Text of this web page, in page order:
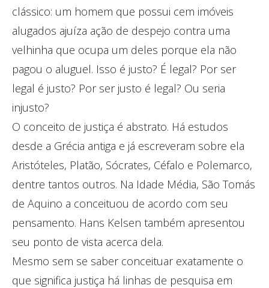
clássico: um homem que possui cem imóveis
alugados ajuíza ação de despejo contra uma
velhinha que ocupa um deles porque ela não
pagou o aluguel. Isso é justo? É legal? Por ser
legal é justo? Por ser justo é legal? Ou seria
injusto?
O conceito de justiça é abstrato. Há estudos
desde a Grécia antiga e já escreveram sobre ela
Aristóteles, Platão, Sócrates, Céfalo e Polemarco,
dentre tantos outros. Na Idade Média, São Tomás
de Aquino a conceituou de acordo com seu
pensamento. Hans Kelsen também apresentou
seu ponto de vista acerca dela.
Mesmo sem se saber conceituar exatamente o
que significa justiça há linhas de pesquisa em